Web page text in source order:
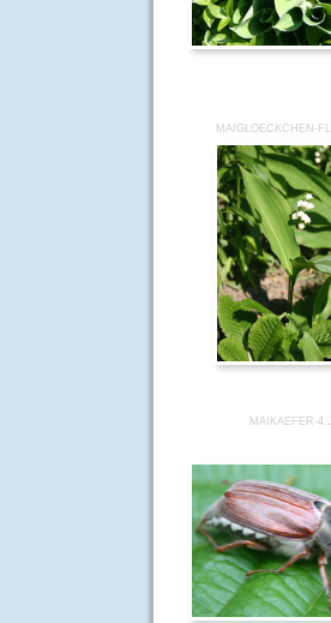
MAIGLOECKCHEN-
MAIKAEFER-